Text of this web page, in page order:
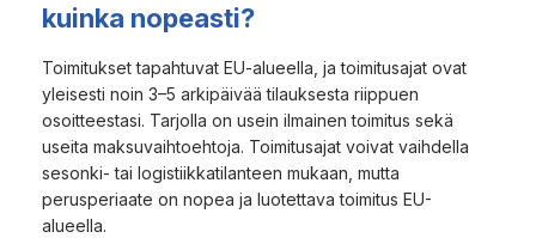
kuinka nopeasti?
Toimitukset tapahtuvat EU-alueella, ja toimitusajat ovat
yleisesti noin 3–5 arkipäivää tilauksesta riippuen
osoitteestasi. Tarjolla on usein ilmainen toimitus sekä
useita maksuvaihtoehtoja. Toimitusajat voivat vaihdella
sesonki- tai logistiikkatilanteen mukaan, mutta
perusperiaate on nopea ja luotettava toimitus EU-
alueella.